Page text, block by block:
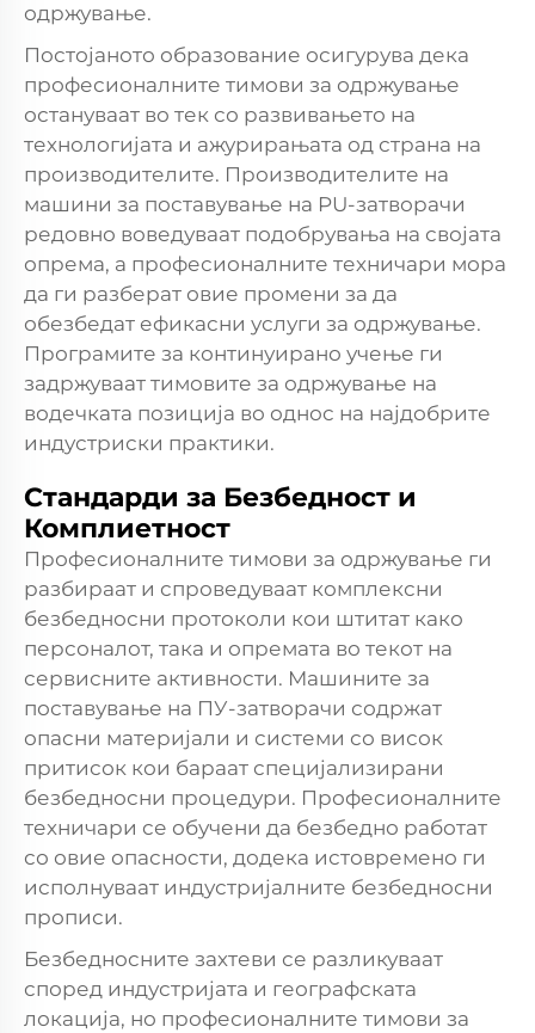
одржување.
Постојаното образование осигурува дека
професионалните тимови за одржување
остануваат во тек со развивањето на
технологијата и ажурирањата од страна на
производителите. Производителите на
машини за поставување на PU-затворачи
редовно воведуваат подобрувања на својата
опрема, а професионалните техничари мора
да ги разберат овие промени за да
обезбедат ефикасни услуги за одржување.
Програмите за континуирано учење ги
задржуваат тимовите за одржување на
водечката позиција во однос на најдобрите
индустриски практики.
Стандарди за Безбедност и
Комплиетност
Професионалните тимови за одржување ги
разбираат и спроведуваат комплексни
безбедносни протоколи кои штитат како
персоналот, така и опремата во текот на
сервисните активности. Машините за
поставување на ПУ-затворачи содржат
опасни материјали и системи со висок
притисок кои бараат специјализирани
безбедносни процедури. Професионалните
техничари се обучени да безбедно работат
со овие опасности, додека истовремено ги
исполнуваат индустријалните безбедносни
прописи.
Безбедносните захтеви се разликуваат
според индустријата и географската
локација, но професионалните тимови за